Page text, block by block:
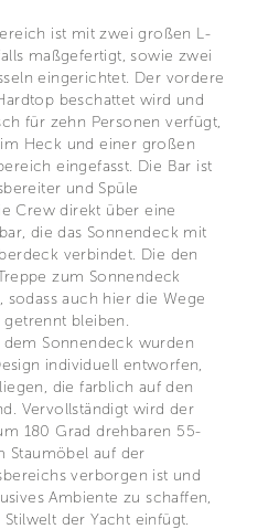
ist mit zwei großen L-
maßgefertigt, sowie zwei
eingerichtet. Der vordere
beschattet wird und
für zehn Personen verfügt,
Heck und einer großen
eingefasst. Die Bar ist
und Spüle
Crew direkt über eine
die das Sonnendeck mit
verbindet. Die den
zum Sonnendeck
auch hier die Wege
bleiben.
Sonnendeck wurden
individuell entworfen,
die farblich auf den
Vervollständigt wird der
180 Grad drehbaren 55-
Staumöbel auf der
verborgen ist und
Ambiente zu schaffen,
der Yacht einfügt.